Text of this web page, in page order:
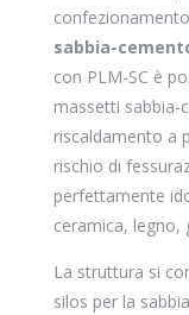
sabbia-
con PLM-SC è
massetti sabbia-
riscaldamento a
rischio di
perfettamente
ceramica,
La struttura si
silos per la